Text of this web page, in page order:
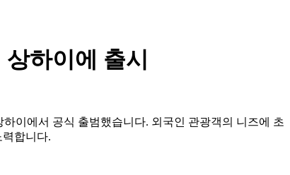
하이에 출시
이에서 공식 출범했습니다. 외국인 관광객의 니즈에 초
합니다.